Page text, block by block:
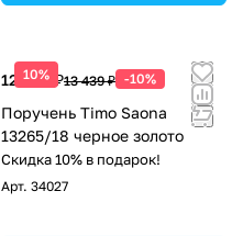
10%
12 095 ₽13 439 ₽ -10%
Поручень Timo Saona
13265/18 черное золото
Скидка 10% в подарок!
Арт. 34027